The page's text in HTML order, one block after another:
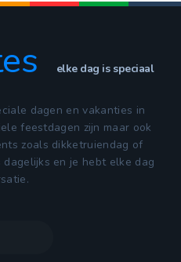
elke dag is speciaal
dagen en vakanties in
feestdagen zijn maar ook
zoals dikketruiendag of
en je hebt elke dag